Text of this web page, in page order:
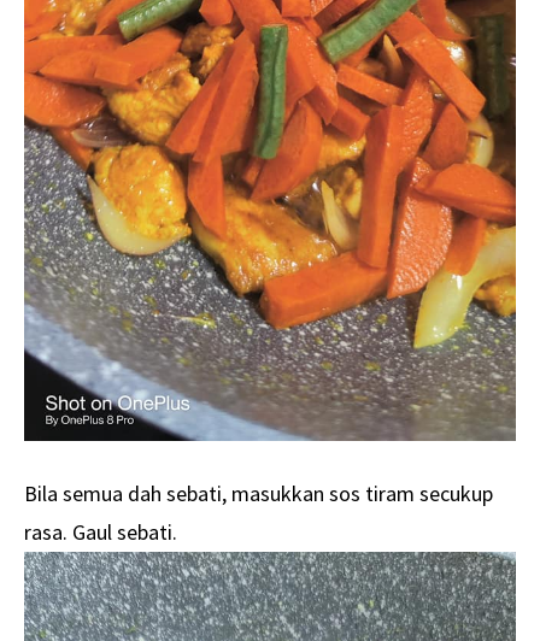
Bila semua dah sebati, masukkan sos tiram secukup
rasa. Gaul sebati.